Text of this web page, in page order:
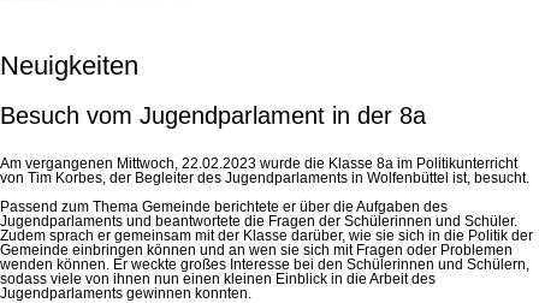
Neuigkeiten
Besuch vom Jugendparlament in der 8a
Am vergangenen Mittwoch, 22.02.2023 wurde die Klasse 8a im Politikunterricht
von Tim Korbes, der Begleiter des Jugendparlaments in Wolfenbüttel ist, besucht.
Passend zum Thema Gemeinde berichtete er über die Aufgaben des
Jugendparlaments und beantwortete die Fragen der Schülerinnen und Schüler.
Zudem sprach er gemeinsam mit der Klasse darüber, wie sie sich in die Politik der
Gemeinde einbringen können und an wen sie sich mit Fragen oder Problemen
wenden können. Er weckte großes Interesse bei den Schülerinnen und Schülern,
sodass viele von ihnen nun einen kleinen Einblick in die Arbeit des
Jugendparlaments gewinnen konnten.